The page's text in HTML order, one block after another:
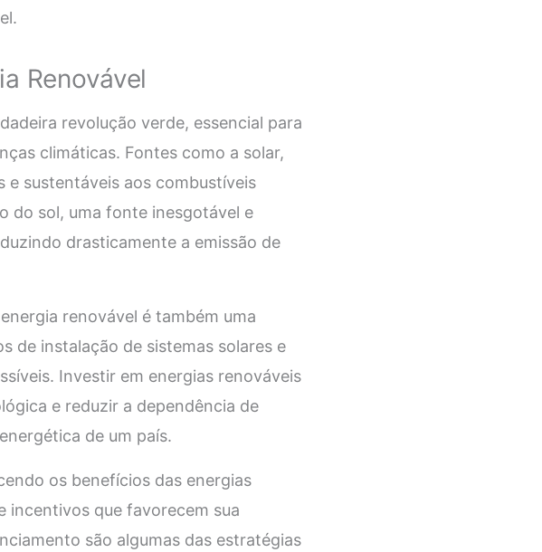
Renovável
revolução verde, essencial para
climáticas. Fontes como a solar,
e sustentáveis aos combustíveis
do sol, uma fonte inesgotável e
drasticamente a emissão de
renovável é também uma
de instalação de sistemas solares e
Investir em energias renováveis
e reduzir a dependência de
de um país.
os benefícios das energias
incentivos que favorecem sua
são algumas das estratégias